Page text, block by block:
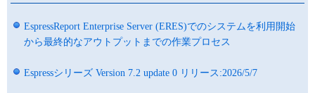
EspressReport Enterprise Server (ERES)でのシステムを利用開始
から最終的なアウトプットまでの作業プロセス
Espressシリーズ Version 7.2 update 0 リリース:2026/5/7